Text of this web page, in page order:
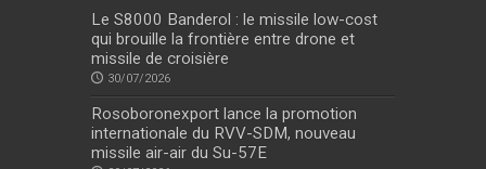
Le S8000 Banderol : le missile low-cost
qui brouille la frontière entre drone et
missile de croisière
30/07/2026
Rosoboronexport lance la promotion
internationale du RVV-SDM, nouveau
missile air-air du Su-57E